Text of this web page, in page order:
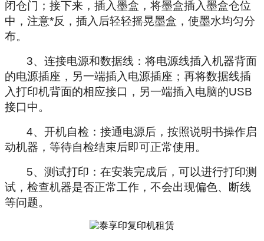
闭仓门；接下来，插入墨盒，将墨盒插入墨盒仓位
中，注意*反，插入后轻轻摇晃墨盒，使墨水均匀分
布。
3、连接电源和数据线：将电源线插入机器背面
的电源插座，另一端插入电源插座；再将数据线插
入打印机背面的相应接口，另一端插入电脑的USB
接口中。
4、开机自检：接通电源后，按照说明书操作启
动机器，等待自检结束后即可正常使用。
5、测试打印：在安装完成后，可以进行打印测
试，检查机器是否正常工作，不会出现偏色、断线
等问题。